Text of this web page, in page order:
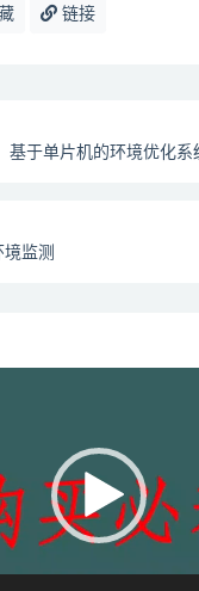
链接
基于单片机的环境优化系
境监测